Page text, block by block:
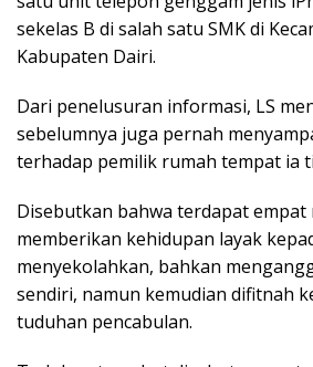
sekelas B di salah satu SMK di
Kabupaten Dairi.
Dari penelusuran informasi, LS
sebelumnya juga pernah
terhadap pemilik rumah tempat ia
Disebutkan bahwa terdapat
memberikan kehidupan layak
menyekolahkan, bahkan
sendiri, namun kemudian difitnah
tuduhan pencabulan.